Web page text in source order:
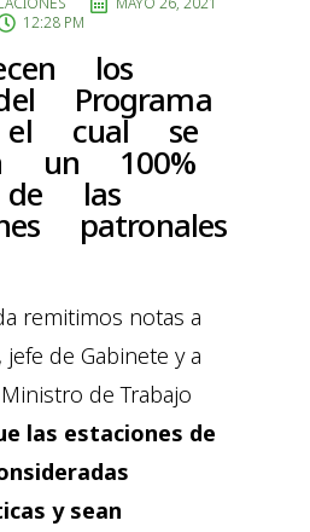
12:28 PM
los
Programa
el cual se
un 100%
las
patronales
remitimos notas a
de Gabinete y a
de Trabajo
las estaciones de
y sean